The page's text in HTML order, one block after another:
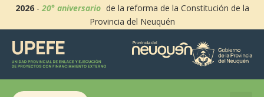
2026-20° aniversario de la reforma de la Constitución de la
Provincia del Neuquén